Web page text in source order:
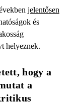
jelentősen
és
helyeznek.
hogy a
a